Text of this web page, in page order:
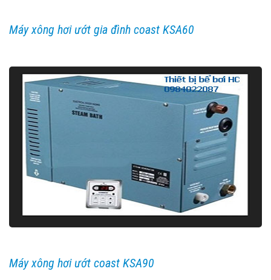
Máy xông hơi ướt gia đình coast KSA60
Máy xông hơi ướt coast KSA90